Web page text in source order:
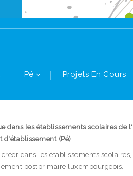
Pé Projets En Cours
dans les établissements scolaires de
d'établissement (Pé)
dans les établissements
postprimaire luxembourgeois.